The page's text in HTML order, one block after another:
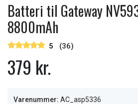
Batteri til Gateway
8800mAh
5 (36)
379 kr.
Varenummer: AC_asp5336